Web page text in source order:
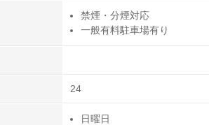
禁煙・分煙対応
一般有料駐車場有り
24
日曜日